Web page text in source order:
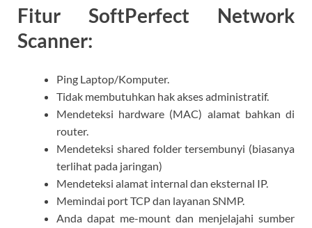
Fitur SoftPerfect Network
Scanner:
Ping Laptop/Komputer.
Tidak membutuhkan hak akses administratif.
Mendeteksi hardware (MAC) alamat bahkan di
router.
Mendeteksi shared folder tersembunyi (biasanya
terlihat pada jaringan)
Mendeteksi alamat internal dan eksternal IP.
Memindai port TCP dan layanan SNMP.
Anda dapat me-mount dan menjelajahi sumber